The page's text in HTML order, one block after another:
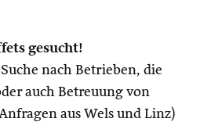
gesucht!
nach Betrieben, die
auch Betreuung von
aus Wels und Linz)